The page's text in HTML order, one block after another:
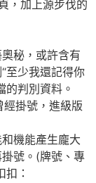
加上源步伐的
秘，或許含有
至少我還記得你
的判別資料。
掛號，進級版
機能產生龐大
號。(牌號、專
：